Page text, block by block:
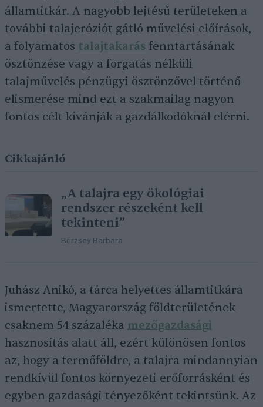
államtitkár. A nagyobb lejtésű területeken a
további talajeróziót gátló művelési előírások,
a folyamatos talajtakarás fenntartásának
ösztönzése vagy a forgatás nélküli
talajművelés pénzügyi ösztönzővel történő
elismerése mind ezt a szakmailag nagyon
fontos célt kívánják a gazdálkodóknál elérni.
Cikkajánló
„A talajra egy ökológiai
rendszer részeként kell
tekinteni”
Börzsey Barbara
Juhász Anikó, a tárca helyettes államtitkára
ismertette, Magyarország földterületének
csaknem 54 százaléka mezőgazdasági
hasznosítás alatt áll, ezért különösen fontos
az, hogy a termőföldre, a talajra mindannyian
rendkívül fontos környezeti erőforrásként és
egyben gazdasági tényezőként tekintsünk. Az